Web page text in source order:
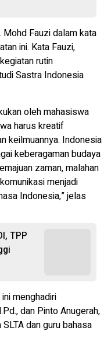
Mohd Fauzi dalam kata
ini. Kata Fauzi,
rutin
Sastra Indonesia
oleh mahasiswa
harus kreatif
keilmuannya. Indonesia
keberagaman budaya
zaman, malahan
menjadi
Indonesia,” jelas
TPP
menghadiri
dan Pinto Anugerah,
dan guru bahasa